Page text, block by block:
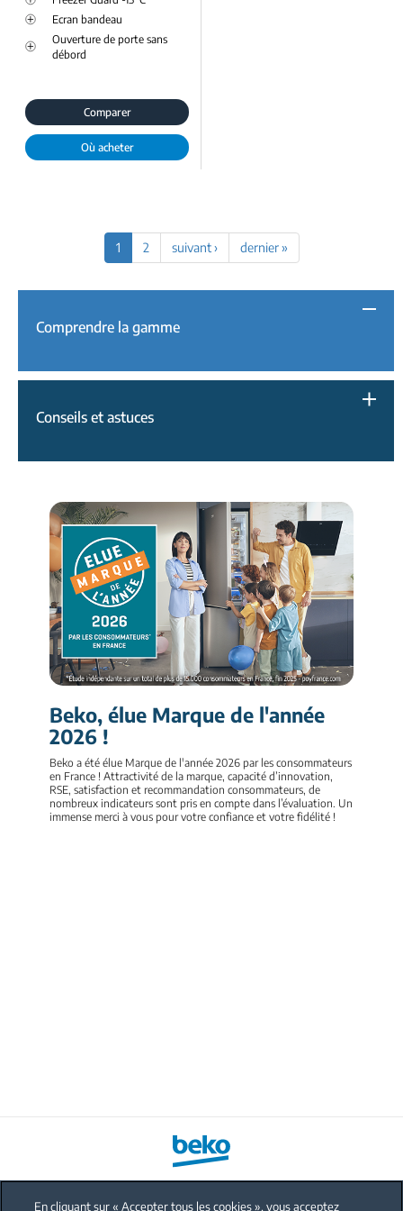
Ecran bandeau
Ouverture de porte sans
débord
Comparer
Où acheter
1 2 suivant › dernier »
Comprendre la gamme
Conseils et astuces
Beko, élue Marque de l'année
2026 !
Beko a été élue Marque de l'année 2026 par les consommateurs
en France ! Attractivité de la marque, capacité d’innovation,
RSE, satisfaction et recommandation consommateurs, de
nombreux indicateurs sont pris en compte dans l’évaluation. Un
immense merci à vous pour votre confiance et votre fidélité !
En cliquant sur « Accepter tous les cookies », vous acceptez